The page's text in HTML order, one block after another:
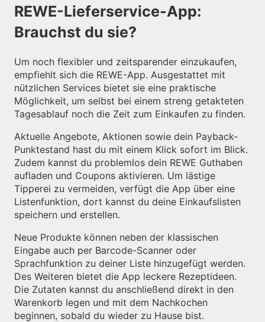
REWE-Lieferservice-App:
Brauchst du sie?
Um noch flexibler und zeitsparender einzukaufen,
empfiehlt sich die REWE-App. Ausgestattet mit
nützlichen Services bietet sie eine praktische
Möglichkeit, um selbst bei einem streng getakteten
Tagesablauf noch die Zeit zum Einkaufen zu finden.
Aktuelle Angebote, Aktionen sowie dein Payback-
Punktestand hast du mit einem Klick sofort im Blick.
Zudem kannst du problemlos dein REWE Guthaben
aufladen und Coupons aktivieren. Um lästige
Tipperei zu vermeiden, verfügt die App über eine
Listenfunktion, dort kannst du deine Einkaufslisten
speichern und erstellen.
Neue Produkte können neben der klassischen
Eingabe auch per Barcode-Scanner oder
Sprachfunktion zu deiner Liste hinzugefügt werden.
Des Weiteren bietet die App leckere Rezeptideen.
Die Zutaten kannst du anschließend direkt in den
Warenkorb legen und mit dem Nachkochen
beginnen, sobald du wieder zu Hause bist.